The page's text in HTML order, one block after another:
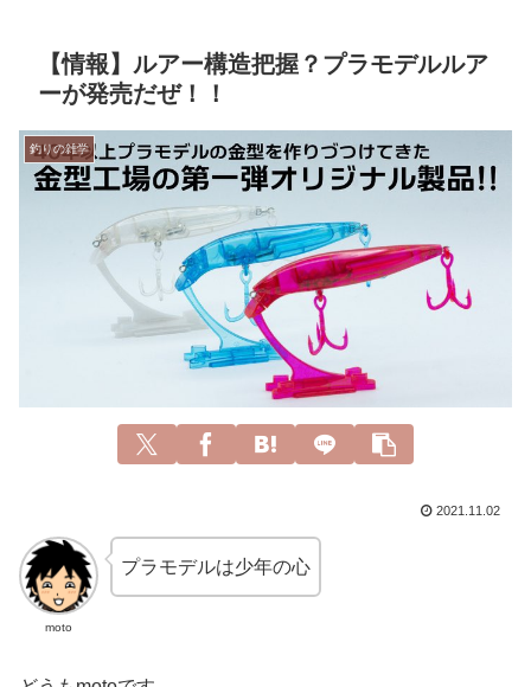
【情報】ルアー構造把握？プラモデルルア
ーが発売だぜ！！
釣りの雑学
2021.11.02
moto
プラモデルは少年の心